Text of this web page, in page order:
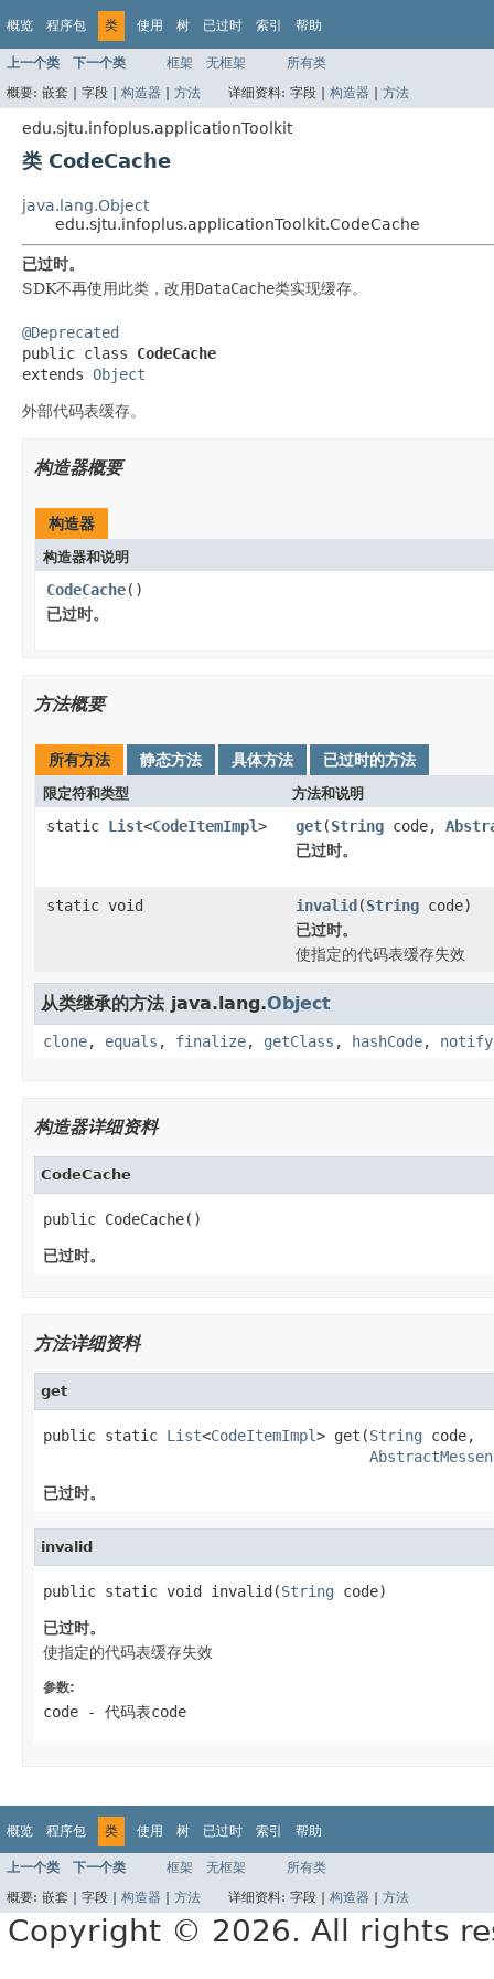
概览 程序包 类 使用 树 已过时 索引 帮助
上一个类 下一个类 框架 无框架
所有类
概要: 嵌套 | 字段 | 构造器 | 方法 详细资料: 字段 | 构造器 | 方法
edu.sjtu.infoplus.applicationToolkit
类 CodeCache
java.lang.Object
edu.sjtu.infoplus.applicationToolkit.CodeCache
已过时。
SDK不再使用此类，改用DataCache类实现缓存。
@Deprecated
public class CodeCache
extends Object
外部代码表缓存。
构造器概要
构造器
构造器和说明
CodeCache()
已过时。
方法概要
所有方法 静态方法 具体方法 已过时的方法
限定符和类型 方法和说明
static List<CodeItemImpl> get(String code,
已过时。
static void invalid(String code)
已过时。
使指定的代码表缓存失效
从类继承的方法 java.lang.Object
clone, equals , finalize, getClass , hashCode, notify
构造器详细资料
CodeCache
public CodeCache()
已过时。
方法详细资料
get
public static List<CodeItemImpl> get(String code,
已过时。
invalid
public static void invalid(String code)
已过时。
使指定的代码表缓存失效
参数:
code - 代码表code
概览 程序包 类 使用 树 已过时 索引 帮助
上一个类 下一个类 框架 无框架
所有类
概要: 嵌套 | 字段 | 构造器 方法 详细资料: 字段 | 构造器 方法
Copyright © 2026. All rights